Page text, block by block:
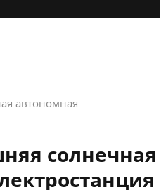
автономная
солнечная